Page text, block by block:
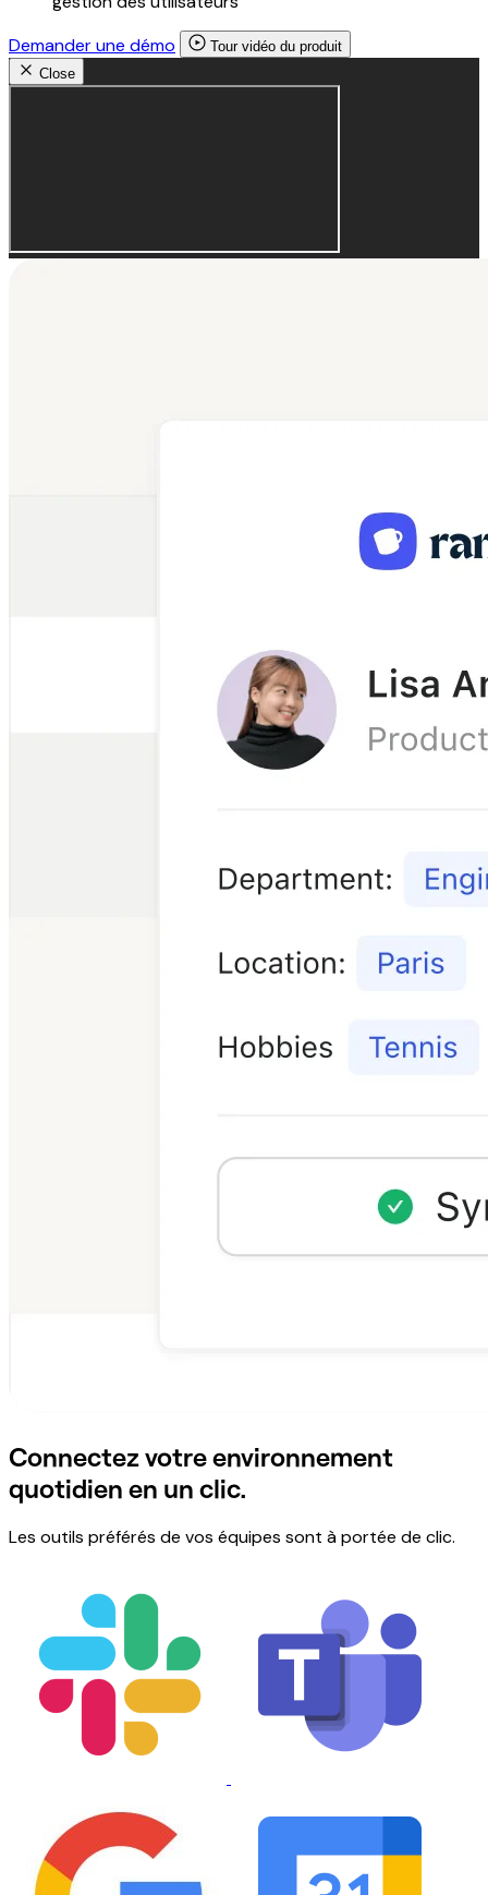
Demander une démo
Tour vidéo du produit
Close
Connectez votre environnement
quotidien en un clic.
Les outils préférés de vos équipes sont à portée de clic.